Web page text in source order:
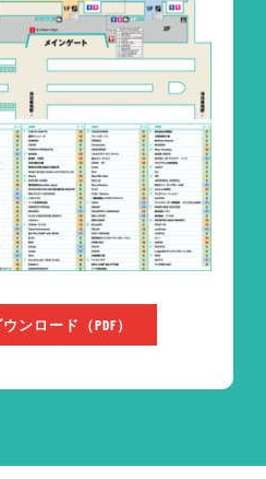
ンロード（PDF）